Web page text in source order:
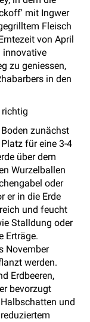
mit Ingwer
Fleisch
von April
innovative
zu geniessen,
in den
richtig
zunächst
für eine 3-4
über dem
Wurzelballen
oder
er in die Erde
und feucht
Stalldung oder
Erträge.
November
werden.
Erdbeeren,
bevorzugt
und